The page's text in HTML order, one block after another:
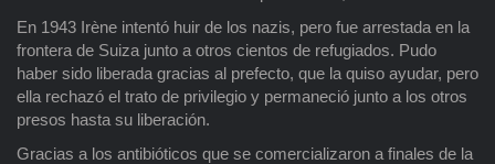
En 1943 Irène intentó huir de los nazis, pero fue arrestada en la
frontera de Suiza junto a otros cientos de refugiados. Pudo
haber sido liberada gracias al prefecto, que la quiso ayudar, pero
ella rechazó el trato de privilegio y permaneció junto a los otros
presos hasta su liberación.
Gracias a los antibióticos que se comercializaron a finales de la